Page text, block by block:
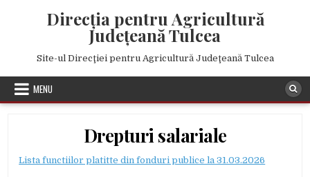
Direcţia pentru Agricultură
Judeţeană Tulcea
Site-ul Direcţiei pentru Agricultură Judeţeană Tulcea
MENU
Drepturi salariale
Lista functiilor platitte din fonduri publice la 31.03.2026